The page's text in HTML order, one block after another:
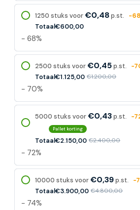
1250 stuks voor€0,48p.st.
-
Totaal€600,00
- 68%
2500 stuks voor€0,45p.st.
-
Totaal€1.125,00 €1.200,00
- 70%
5000 stuks voor€0,43p.st. -
Pallet korting
Totaal€2.150,00 €2.400,00
- 72%
10000 stuks voor€0,39p.st.
-
Totaal€3.900,00 €4.800,00
- 74%